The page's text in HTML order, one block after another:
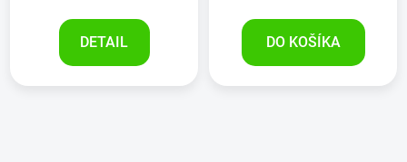
DETAIL DO KOŠÍKA